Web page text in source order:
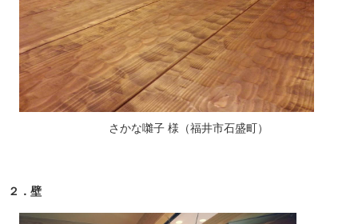
さかな囃子 様（福井市石盛町）
２．壁